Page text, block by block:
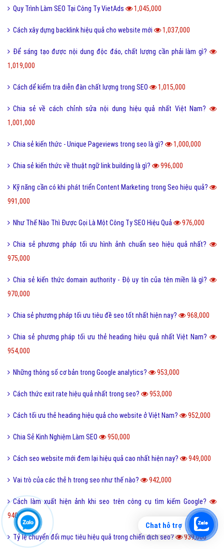
Quy Trình Làm SEO Tại Công Ty VietAds 1,045,000
Cách xây dựng backlink hiệu quả cho website mới 1,037,000
Để sáng tạo được nội dung độc đáo, chất lượng cần phải làm gì?
1,019,000
Cách dể kiểm tra diễn đàn chất lượng trong SEO 1,015,000
Chia sẻ về cách chỉnh sửa nội dung hiệu quả nhất Việt Nam?
1,001,000
Chia sẻ kiến thức - Unique Pageviews trong seo là gì? 1,000,000
Chia sẻ kiến thức về thuật ngữ link building là gì? 996,000
Kỹ năng cần có khi phát triển Content Marketing trong Seo hiệu quả?
991,000
Như Thế Nào Thì Được Gọi Là Một Công Ty SEO Hiệu Quả 976,000
Chia sẻ phương pháp tối ưu hình ảnh chuẩn seo hiệu quả nhất?
975,000
Chia sẻ kiến thức domain authority - Độ uy tín của tên miền là gì?
970,000
Chia sẻ phương pháp tối ưu tiêu đề seo tốt nhất hiện nay? 968,000
Chia sẻ phương pháp tối ưu thẻ heading hiệu quả nhất Việt Nam?
954,000
Những thông số cơ bản trong Google analytics? 953,000
Cách thức exit rate hiệu quả nhất trong seo? 953,000
Cách tối ưu thẻ heading hiệu quả cho website ở Việt Nam? 952,000
Chia Sẻ Kinh Nghiệm Làm SEO 950,000
Cách seo website mới đem lại hiệu quả cao nhất hiện nay? 949,000
Vai trò của các thẻ h trong seo như thế nào? 942,000
Cách làm xuất hiện ảnh khi seo trên công cụ tìm kiếm Google?
940,000
Tỷ lệ chuyển đổi mục tiêu hiệu quả trong chiến dịch seo? 939,000
Chat hỗ trợ